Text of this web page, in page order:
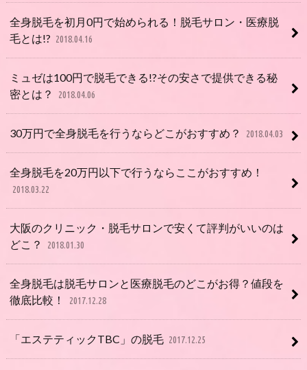
全身脱毛を初月0円で始められる！脱毛サロン・医療脱
毛とは!? 2018.04.16
ミュゼは100円で脱毛できる!?その安さで提供できる秘
密とは？
2018.04.06
30万円で全身脱毛を行うならどこがおすすめ？ 2018.04.03
全身脱毛を20万円以下で行うならここがおすすめ！
2018.03.22
大阪のクリニック・脱毛サロンで安くて評判がいいのは
どこ？
2018.01.30
全身脱毛は脱毛サロンと医療脱毛のどこがお得？値段を
徹底比較！
2017.12.28
「エステティックTBC」の脱毛 2017.12.25